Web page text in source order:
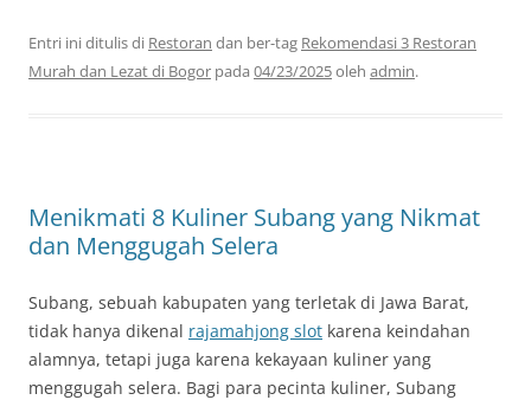
Entri ini ditulis di Restoran dan ber-tag Rekomendasi 3 Restoran
Murah dan Lezat di Bogor pada 04/23/2025oleh admin.
Menikmati 8 Kuliner Subang yang Nikmat
dan Menggugah Selera
Subang, sebuah kabupaten yang terletak di Jawa Barat,
tidak hanya dikenal rajamahjong slot karena keindahan
alamnya, tetapi juga karena kekayaan kuliner yang
menggugah selera. Bagi para pecinta kuliner, Subang